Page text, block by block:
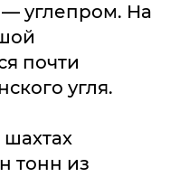
углепром. На
почти
угля.
тонн из